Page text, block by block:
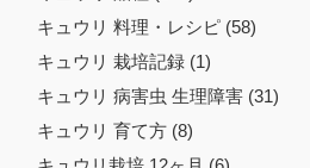
キュウリ 料理・レシピ (58)
キュウリ 栽培記録 (1)
キュウリ 病害虫 生理障害 (31)
キュウリ 育て方 (8)